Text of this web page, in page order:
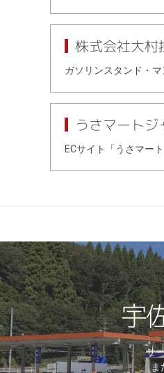
株式会社大村
ガソリンスタンド・
うさマート
ECサイト「うさマー
宇
サ